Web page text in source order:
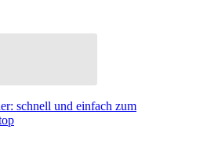
schnell und einfach zum